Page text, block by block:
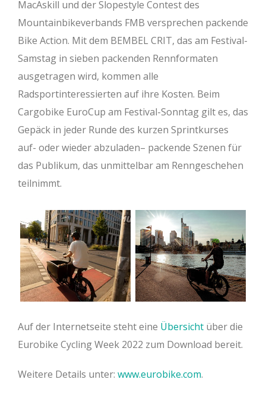
MacAskill und der Slopestyle Contest des
Mountainbikeverbands FMB versprechen packende
Bike Action. Mit dem BEMBEL CRIT, das am Festival-
Samstag in sieben packenden Rennformaten
ausgetragen wird, kommen alle
Radsportinteressierten auf ihre Kosten. Beim
Cargobike EuroCup am Festival-Sonntag gilt es, das
Gepäck in jeder Runde des kurzen Sprintkurses
auf- oder wieder abzuladen– packende Szenen für
das Publikum, das unmittelbar am Renngeschehen
teilnimmt.
Auf der Internetseite steht eine Übersicht über die
Eurobike Cycling Week 2022 zum Download bereit.
Weitere Details unter: www.eurobike.com.